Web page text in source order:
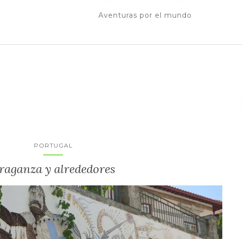
Aventuras por el mundo
PORTUGAL
y alrededores